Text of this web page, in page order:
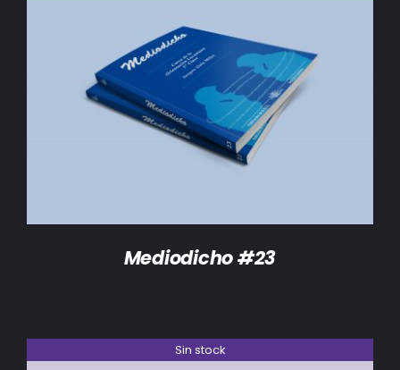
DETALLES
Mediodicho #23
Sin stock